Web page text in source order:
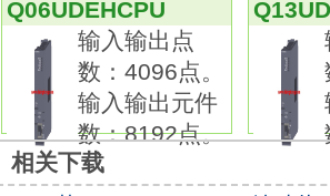
以避免在长假期间等计划性停
这些数据因电池电量耗尽而丢
下次打开电源时，备份的数据
通过软元件扩展，更方便创建
位软元件的M软元件和B软元件
60K点，使程序更容易理解。输
Q06UDEHCPU
输入输出点
数：4096点。
输入输出元件
数：8192点。
相关下载